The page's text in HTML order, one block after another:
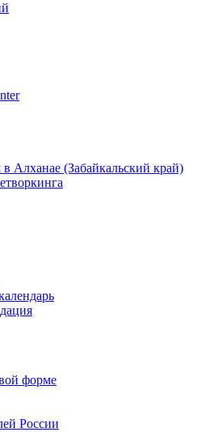
Алханае (Забайкальский край)
форме
России